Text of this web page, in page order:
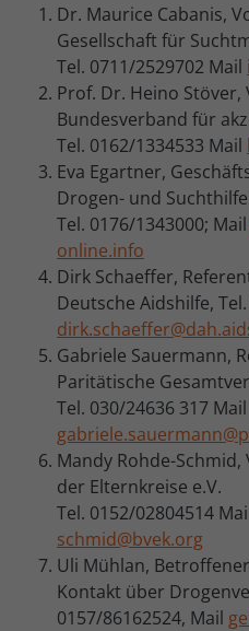
Dr. Maurice Cabanis,
Gesellschaft für
Tel. 0711/2529702 Mail
Prof. Dr. Heino
Bundesverband für
Tel. 0162/1334533 Mail
Eva Egartner,
Drogen- und
Tel. 0176/1343000; Mail
online.info
Dirk Schaeffer,
Deutsche Aidshilfe,
Gabriele Sauermann,
Paritätische
Tel. 030/24636 317 Mail
Mandy Rohde-
der Elternkreise e.V.
Tel. 0152/02804514
schmid@bvek.org
Uli Mühlan,
Kontakt über
0157/86162524, Mail